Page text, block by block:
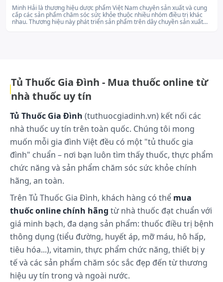
Dược động học
lysophosphatidylcholin, 50% chất này được tái acyl-
hóa ngay lập tức thành phosphatidylcholin nhiều
nối đôi chưa bão hòa trong quá trình hấp thu ở
niêm mạc ruột. Phosphatidylcholin nhiều nối đôi
chưa bão hòa này vào máu qua đường bạch huyết
và từ đó – chủ yếu được gắn với HDL để đi đến gan.
Các thử nghiệm về dược động học trên người được
thực hiện với dilinoleoyl-phosphatidylcholin đánh
dấu đồng vị phóng xạ (3H và 14C). Phần cholin được
đánh dấu với 3H và acid linoelic được đánh dấu với
14C. Nồng độ SH cực đại đạt được sau 6 đến 24 giờ
và chiếm đến 19,9% liều dùng. Thời gian bán hủy
của thành phần cholin là 66 giờ.
Nồng độ 14C cực đại đạt được sau 4 đến 12 giờ và
chiếm đến 27,9% liều dùng. Thời gian bán hủy của
thành phần này là 32 giờ.
Minh Hải là thương hiệu dược phẩm Việt Nam chuyên sản xuất và cung
cấp các sản phẩm chăm sóc sức khỏe thuộc nhiều nhóm điều trị khác
nhau. Thương hiệu này phát triển sản phẩm trên dây chuyền sản xuất
Tủ Thuốc Gia Đình - Mua thuốc online từ
nhà thuốc uy tín
Tủ Thuốc Gia Đình (tuthuocgiadinh.vn) kết nối các
nhà thuốc uy tín trên toàn quốc. Chúng tôi mong
muốn mỗi gia đình Việt đều có một "tủ thuốc gia
đình" chuẩn – nơi bạn luôn tìm thấy thuốc, thực phẩm
chức năng và sản phẩm chăm sóc sức khỏe chính
hãng, an toàn.
Trên Tủ Thuốc Gia Đình, khách hàng có thể mua
thuốc online chính hãng từ nhà thuốc đạt chuẩn với
giá minh bạch, đa dạng sản phẩm: thuốc điều trị bệnh
thông dụng (tiểu đường, huyết áp, mỡ máu, hô hấp,
tiêu hóa...), vitamin, thực phẩm chức năng, thiết bị y
tế và các sản phẩm chăm sóc sắc đẹp đến từ thương
hiệu uy tín trong và ngoài nước.